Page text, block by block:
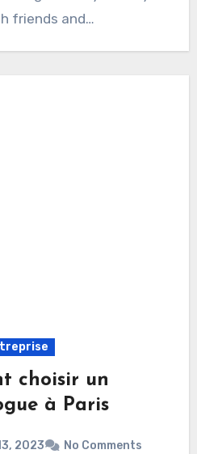
friends and…
choisir un
à Paris
2023 No Comments